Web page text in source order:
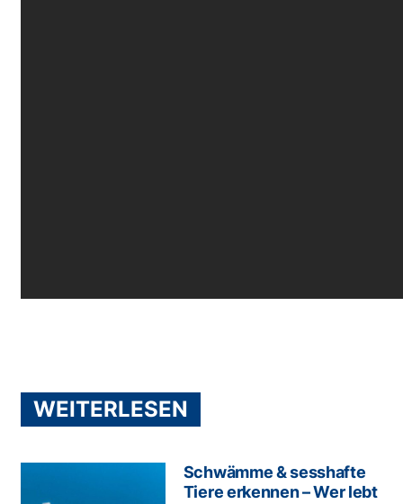
WEITERLESEN
Schwämme & sesshafte
Tiere erkennen – Wer lebt